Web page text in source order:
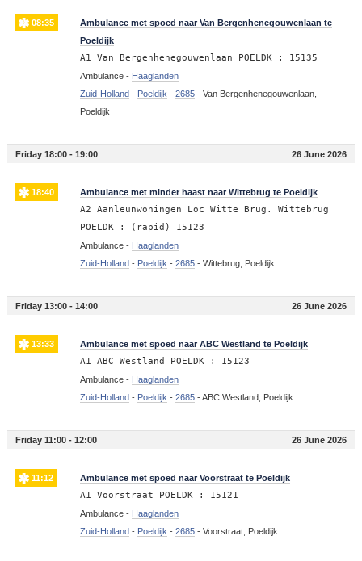
08:35
Ambulance met spoed naar Van Bergenhenegouwenlaan te
Poeldijk
A1 Van Bergenhenegouwenlaan POELDK : 15135
Ambulance - Haaglanden
Zuid-Holland - Poeldijk- 2685- Van Bergenhenegouwenlaan,
Poeldijk
Friday 18:00 - 19:00 26 June 2026
18:40 Ambulance met minder haast naar Wittebrug te Poeldijk
A2 Aanleunwoningen Loc Witte Brug. Wittebrug
POELDK : (rapid) 15123
Ambulance - Haaglanden
Zuid-Holland - Poeldijk- 2685- Wittebrug, Poeldijk
Friday 13:00 - 14:00 26 June 2026
13:33 Ambulance met spoed naar ABC Westland te Poeldijk
A1 ABC Westland POELDK : 15123
Ambulance - Haaglanden
Zuid-Holland - Poeldijk- 2685-ABC Westland, Poeldijk
Friday 11:00 - 12:00 26 June 2026
11:12 Ambulance met spoed naar Voorstraat te Poeldijk
A1 Voorstraat POELDK : 15121
Ambulance - Haaglanden
Zuid-Holland - Poeldijk- 2685- Voorstraat, Poeldijk